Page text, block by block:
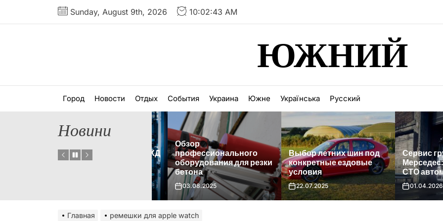
Sunday, August 9th, 2026 10:02:44 AM
ЮЖНИЙ
Город Новости Отдых События Украина Южне Українська Русский
Новини
Что такое гибридная СХД
и когда ее стоит
Обзор
профессионального
оборудования для резки
бетона
03.08.2025
Выбор летних шин под
конкретные ездовые
условия
22.07.2025
Сервис
Мерседес:
СТО
01.04.2026
Главная ремешки для apple watch